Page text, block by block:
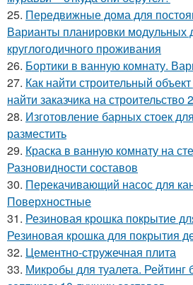
25. Передвижные дома для
Варианты планировки модульных
круглогодичного проживания
26. Бортики в ванную комнату.
27. Как найти строительный
найти заказчика на строительство
28. Изготовление барных стоек
разместить
29. Краска в ванную комнату на
Разновидности составов
30. Перекачивающий насос для
Поверхностные
31. Резиновая крошка покрытие
Резиновая крошка для покрытия
32. Цементно-стружечная плита
33. Микробы для туалета. Рейтинг